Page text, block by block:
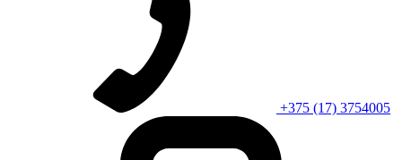
+375 (17) 3754005